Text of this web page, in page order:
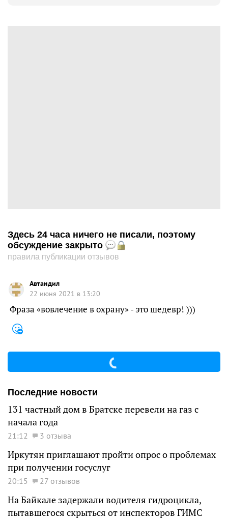
Здесь 24 часа ничего не писали, поэтому
обсуждение закрыто
правила публикации отзывов
Автандил
22 июня 2021 в 13:20
Фраза «вовлечение в охрану» - это шедевр! )))
Последние новости
131 частный дом в Братске перевели на газ с
начала года
21:12 3 отзыва
Иркутян приглашают пройти опрос о проблемах
при получении госуслуг
20:15 27 отзывов
На Байкале задержали водителя гидроцикла,
пытавшегося скрыться от инспекторов ГИМС